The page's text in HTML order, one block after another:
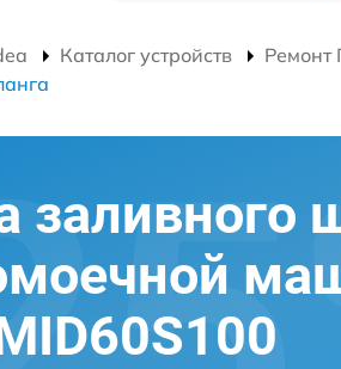
Каталог устройств Ремонт
заливного